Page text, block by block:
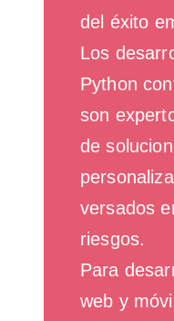
del éxito
Los
Python
son
de
versados
riesgos.
Para
web y